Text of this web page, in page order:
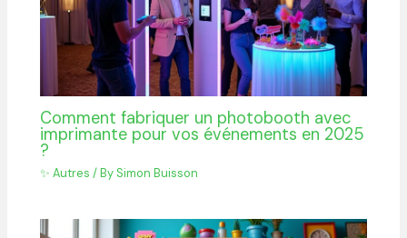
Comment fabriquer un photobooth avec
imprimante pour vos événements en 2025
?
✨ Autres / By Simon Buisson